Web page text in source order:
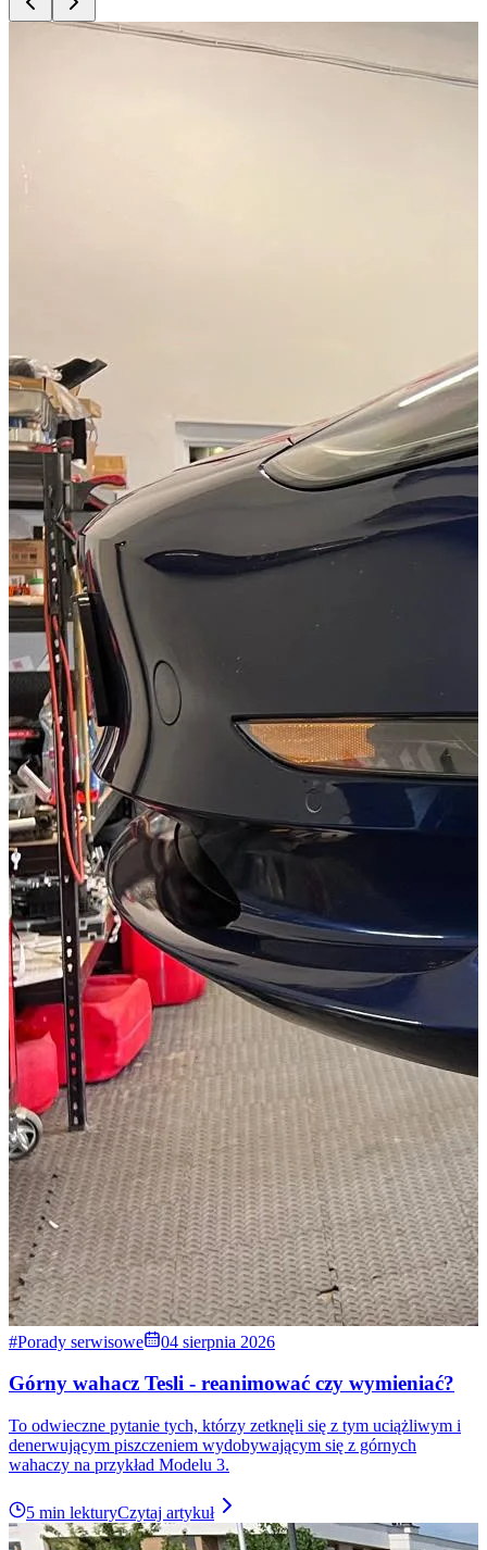
#Porady serwisowe 04 sierpnia 2026
Górny wahacz Tesli - reanimować czy wymieniać?
To odwieczne pytanie tych, którzy zetknęli się z tym uciążliwym i
denerwującym piszczeniem wydobywającym się z górnych
wahaczy na przykład Modelu 3.
5 min lekturyCzytaj artykuł